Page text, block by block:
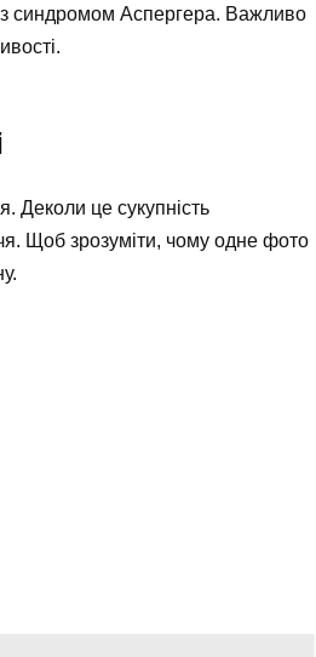
з синдромом Аспергера. Важливо
Деколи це сукупність
Щоб зрозуміти, чому одне фото